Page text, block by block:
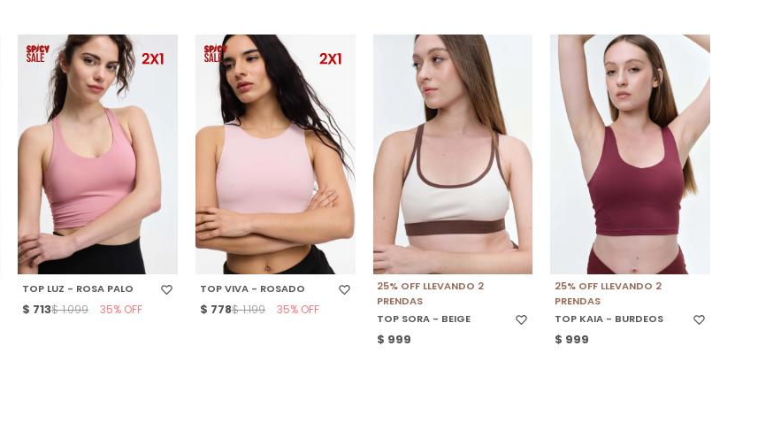
SELECCIONAR TALLE
TOP LUZ - ROSA PALO
$ 713$ 1.099 35
SELECCIONAR TALLE
TOP VIVA - ROSADO
$ 778$ 1.199 35
SELECCIONAR TALLE
25% OFF LLEVANDO 2
PRENDAS
TOP SORA - BEIGE
$ 999
SELECCIONAR TALLE
25% OFF LLEVANDO 2
PRENDAS
TOP KAIA - BURDEOS
$ 999